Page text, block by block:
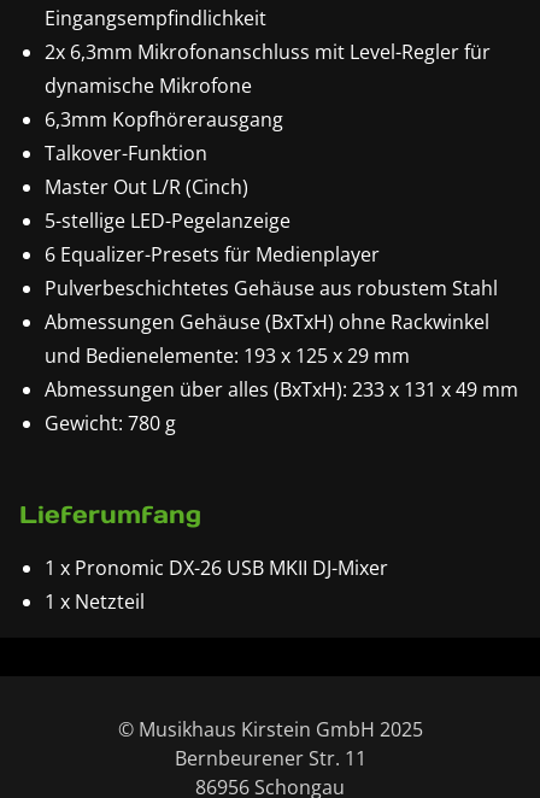
Eingangsempfindlichkeit
2x 6,3mm Mikrofonanschluss mit Level-Regler für
dynamische Mikrofone
6,3mm Kopfhörerausgang
Talkover-Funktion
Master Out L/R (Cinch)
5-stellige LED-Pegelanzeige
6 Equalizer-Presets für Medienplayer
Pulverbeschichtetes Gehäuse aus robustem Stahl
Abmessungen Gehäuse (BxTxH) ohne Rackwinkel
und Bedienelemente: 193 x 125 x 29 mm
Abmessungen über alles (BxTxH): 233 x 131 x 49 mm
Gewicht: 780 g
Lieferumfang
1 x Pronomic DX-26 USB MKII DJ-Mixer
1 x Netzteil
© Musikhaus Kirstein GmbH 2025
Bernbeurener Str. 11
86956 Schongau